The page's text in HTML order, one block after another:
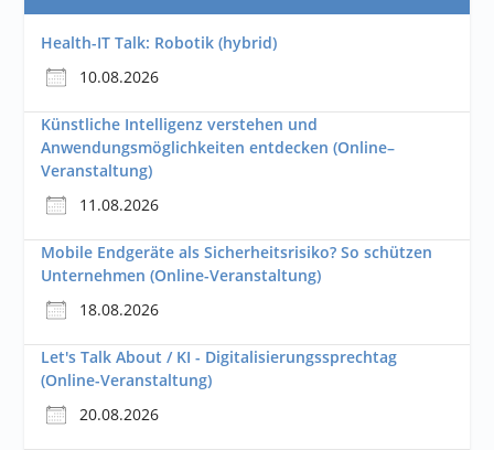
Health-IT Talk: Robotik (hybrid)
10.08.2026
Künstliche Intelligenz verstehen und
Anwendungsmöglichkeiten entdecken (Online–
Veranstaltung)
11.08.2026
Mobile Endgeräte als Sicherheitsrisiko? So schützen
Unternehmen (Online-Veranstaltung)
18.08.2026
Let's Talk About / KI - Digitalisierungssprechtag
(Online-Veranstaltung)
20.08.2026